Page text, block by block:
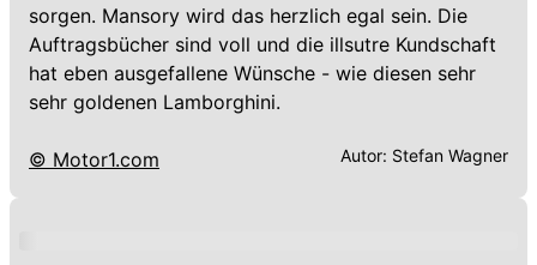
sorgen. Mansory wird das herzlich egal sein. Die
Auftragsbücher sind voll und die illsutre Kundschaft
hat eben ausgefallene Wünsche - wie diesen sehr
sehr goldenen Lamborghini.
© Motor1.com Autor: Stefan Wagner